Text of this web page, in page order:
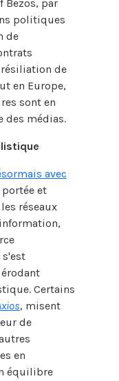
Bezos, par
politiques
de
de
en Europe,
sont en
des médias.
avec
et
réseaux
Certains
, misent
de
en
équilibre